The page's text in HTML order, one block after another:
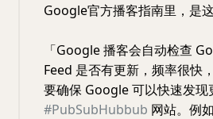
Google官方播客指南里，是
「Google 播客会自动检查
Feed 是否有更新，频率很快
要确保 Google 可以快速发
#PubSubHubbub 网站。例